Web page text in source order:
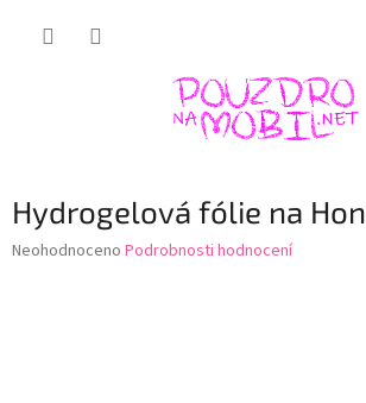
Hydrogelová fólie na
Průměrné
Neohodnoceno Podrobnosti hodnocení